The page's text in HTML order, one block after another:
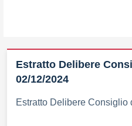
Estratto Delibere
02/12/2024
Estratto Delibere Consiglio